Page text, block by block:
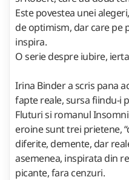
Este povestea unei
de optimism, dar care pe
inspira.
O serie despre iubire,
Irina Binder a scris pana
fapte reale, sursa fiindu-i
Fluturi si romanul
eroine sunt trei prietene,
diferite, demente, dar
asemenea, inspirata din
picante, fara cenzuri.